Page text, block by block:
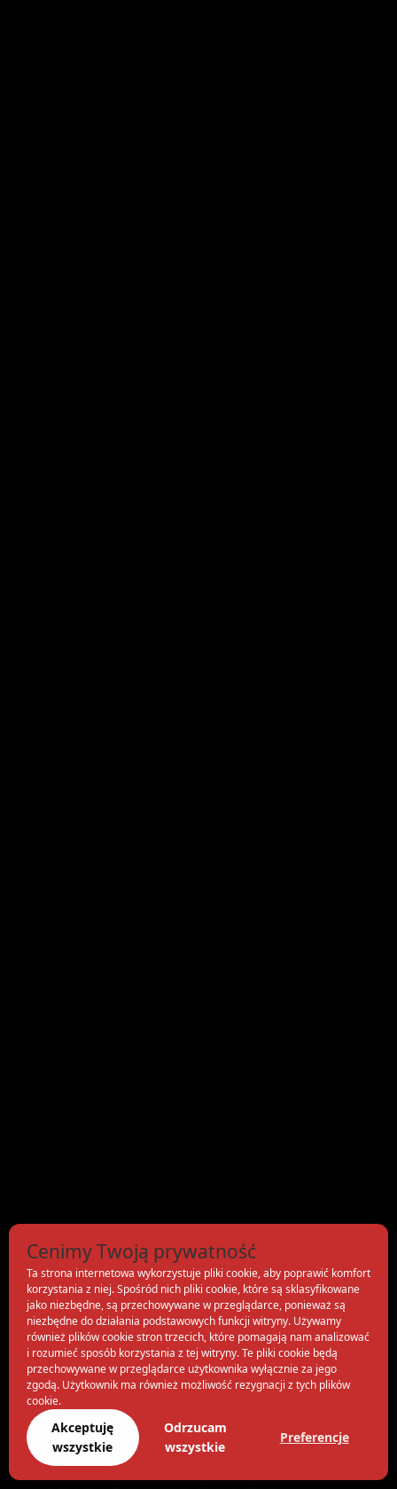
Cenimy Twoją prywatność
Ta strona internetowa wykorzystuje pliki cookie, aby poprawić komfort
korzystania z niej. Spośród nich pliki cookie, które są sklasyfikowane
jako niezbędne, są przechowywane w przeglądarce, ponieważ są
niezbędne do działania podstawowych funkcji witryny. Używamy
również plików cookie stron trzecich, które pomagają nam analizować
i rozumieć sposób korzystania z tej witryny. Te pliki cookie będą
przechowywane w przeglądarce użytkownika wyłącznie za jego
zgodą. Użytkownik ma również możliwość rezygnacji z tych plików
cookie.
Akceptuję
wszystkie
Odrzucam
wszystkie
Preferencje